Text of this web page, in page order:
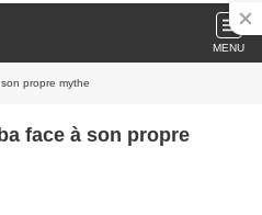
MENU
propre mythe
face à son propre